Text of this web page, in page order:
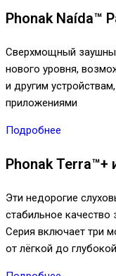
Phonak Naída™
Сверхмощный
нового уровня,
и другим
приложениями
Подробнее
Phonak Terra™+
Эти недорогие
стабильное
Серия включает три
от лёгкой до